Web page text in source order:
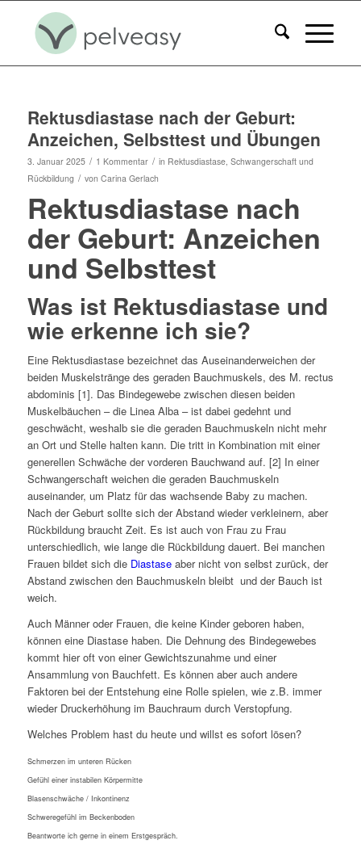
Rektusdiastase nach der Geburt:
Anzeichen, Selbsttest und Übungen
3. Januar 2025 / 1 Kommentar / in Rektusdiastase, Schwangerschaft und
Rückbildung / von Carina Gerlach
Rektusdiastase nach
der Geburt: Anzeichen
und Selbsttest
Was ist Rektusdiastase und
wie erkenne ich sie?
Eine Rektusdiastase bezeichnet das Auseinanderweichen der
beiden Muskelstränge des geraden Bauchmuskels, des M. rectus
abdominis [1]. Das Bindegewebe zwischen diesen beiden
Muskelbäuchen – die Linea Alba – ist dabei gedehnt und
geschwächt, weshalb sie die geraden Bauchmuskeln nicht mehr
an Ort und Stelle halten kann. Die tritt in Kombination mit einer
generellen Schwäche der vorderen Bauchwand auf. [2] In einer
Schwangerschaft weichen die geraden Bauchmuskeln
auseinander, um Platz für das wachsende Baby zu machen.
Nach der Geburt sollte sich der Abstand wieder verkleinern, aber
Rückbildung braucht Zeit. Es ist auch von Frau zu Frau
unterschiedlich, wie lange die Rückbildung dauert. Bei manchen
Frauen bildet sich die Diastaseaber nicht von selbst zurück, der
Abstand zwischen den Bauchmuskeln bleibt und der Bauch ist
weich.
Auch Männer oder Frauen, die keine Kinder geboren haben,
können eine Diastase haben. Die Dehnung des Bindegewebes
kommt hier oft von einer Gewichtszunahme und einer
Ansammlung von Bauchfett. Es können aber auch andere
Faktoren bei der Entstehung eine Rolle spielen, wie z.B. immer
wieder Druckerhöhung im Bauchraum durch Verstopfung.
Welches Problem hast du heute und willst es sofort lösen?
Schmerzen im unteren Rücken
Gefühl einer instabilen Körpermitte
Blasenschwäche / Inkontinenz
Schweregefühl im Beckenboden
Beantworte ich gerne in einem Erstgespräch.